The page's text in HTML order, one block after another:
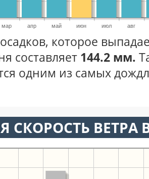
мар апр май июн июл авг
которое
составляет 144.2 мм.
одним из самых
СКОРОСТЬ